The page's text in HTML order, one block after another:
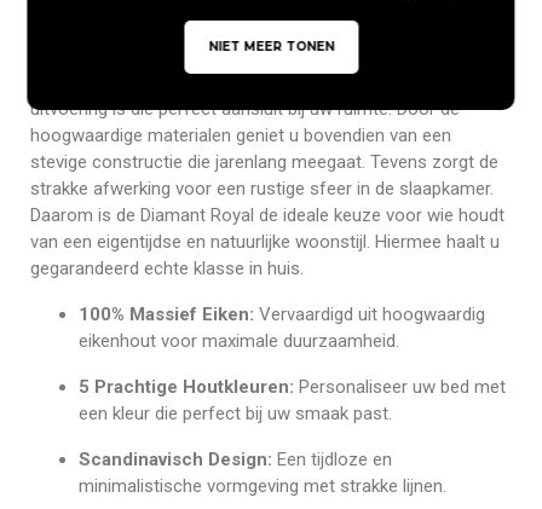
Wat dit bed zo bijzonder maakt, zijn de
personalisatiemogelijkheden die het biedt. Het ledikant is
uitvoering is die perfect aansluit bij uw ruimte. Door de
hoogwaardige materialen geniet u bovendien van een
stevige constructie die jarenlang meegaat. Tevens zorgt de
strakke afwerking voor een rustige sfeer in de slaapkamer.
Daarom is de Diamant Royal de ideale keuze voor wie houdt
van een eigentijdse en natuurlijke woonstijl. Hiermee haalt u
gegarandeerd echte klasse in huis.
100% Massief Eiken: Vervaardigd uit hoogwaardig
eikenhout voor maximale duurzaamheid.
5 Prachtige Houtkleuren: Personaliseer uw bed met
een kleur die perfect bij uw smaak past.
Scandinavisch Design: Een tijdloze en
minimalistische vormgeving met strakke lijnen.
NIET MEER TONEN